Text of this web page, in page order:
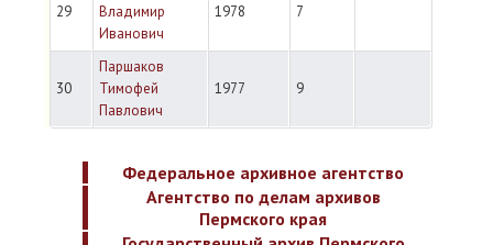
29
Владимир
Иванович
1978 7
30
Паршаков
Тимофей
Павлович
1977 9
Федеральное архивное агентство
Агентство по делам архивов
Пермского края